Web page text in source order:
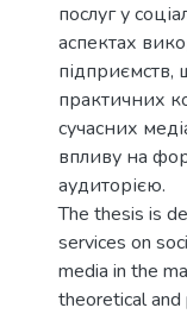
послуг у
аспектах
підприємств,
практичних
сучасних
впливу на
аудиторією.
The thesis is
services on
media in the
theoretical and